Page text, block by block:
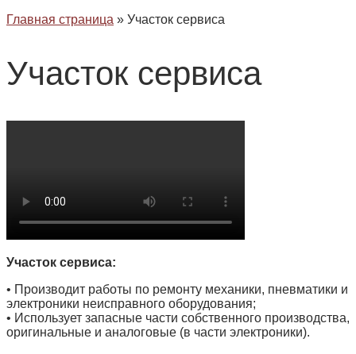
Главная страница » Участок сервиса
Участок сервиса
Участок сервиса:
• Производит работы по ремонту механики, пневматики и
электроники неисправного оборудования;
• Использует запасные части собственного производства,
оригинальные и аналоговые (в части электроники).